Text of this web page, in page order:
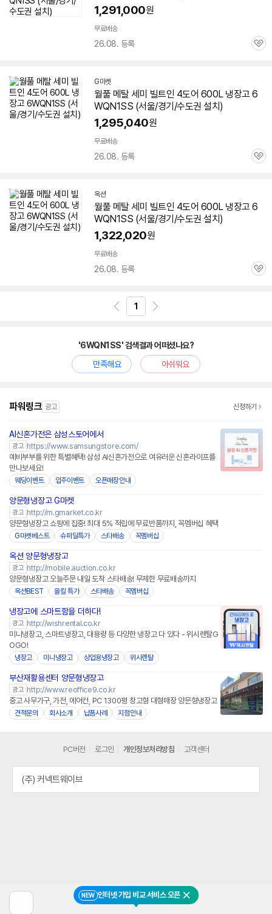
1,291,000원
무료배송
26.08. 등록
관
G마켓
월풀 메탈 세미 빌트인 4도어 600L 냉장고 6
WQN1SS (서울/경기/수도권 설치)
1,295,040원
무료배송
26.08. 등록
관
옥션
월풀 메탈 세미 빌트인 4도어 600L 냉장고 6
WQN1SS (서울/경기/수도권 설치)
1,322,020원
무료배송
26.08. 등록
관
1
'6WQN1SS' 검색결과 어떠셨나요?
만족해요
아쉬워요
파워링크 광고 신청하기
AI신혼가전은 삼성스토어에서
광고 https://www.samsungstore.com/
예비부부를 위한 특별혜택! 삼성 AI신혼가전으로 여유러운 신혼라이프를
만나보세요!
웨딩이벤트 입주이벤트 오픈매장안내
양문형냉장고 G마켓
광고 http://m.gmarket.co.kr
양문형냉장고 쇼핑에 집중! 최대 5% 적립에 무료반품까지, 꼭멤버십 혜택
G마켓베스트 슈퍼딜특가 스타배송 꼭멤버십
옥션 양문형냉장고
광고 http://mobile.auction.co.kr
양문형냉장고 오늘주문 내일 도착 스타배송! 무제한 무료배송까지
옥션BEST 올킬 특가 스타배송 꼭멤버십
냉장고에 스마트함을 더하다!
광고 http://wishrental.co.kr
미니냉장고, 스마트냉장고, 대용량 등 다양한 냉장고 다 있다 - 위시렌탈G
OGO!
냉장고 미니냉장고 상업용냉장고 위시렌탈
부산재활용센터 양문형냉장고
광고 http://www.reoffice9.co.kr
중고 사무가구, 가전, 에어컨, PC 1300평 창고형 대형매장 양문형냉장고
견적문의 회사소개 납품사례 지점안내
NEW 인터넷 가입 비교 서비스 오픈 닫기
PC버전 로그인 개인정보처리방침 고객센터
(주) 커넥트웨이브